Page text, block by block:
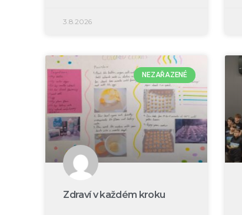
3.8.2026
NEZAŘAZENÉ
Zdraví v každém kroku